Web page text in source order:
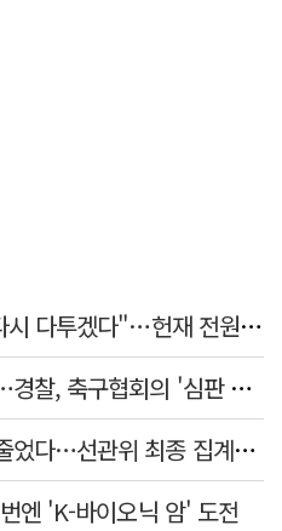
'박사방' 조주빈 "47년형 다시 다투겠다"…헌재 전원일치 기각
[속보] "공소시효가 문제"…경찰, 축구협회의 '심판 성접대' 수사 여부 검토한다
투표 끝나니 투표자 29% 줄었다…선관위 최종 집계서 수백명 '증발'
엔 'K-바이오닉 암' 도전